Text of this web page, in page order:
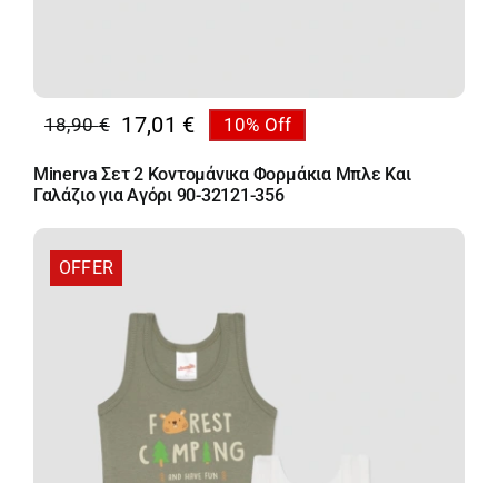
18,90€
Original
price
was:
17,01 €
Η
τρέχουσα
τιμή
17,01 €.
10% Off
Minerva Σετ 2 Κοντομάνικα Φορμάκια Μπλε Και
Γαλάζιο για Αγόρι 90-32121-356
OFFER